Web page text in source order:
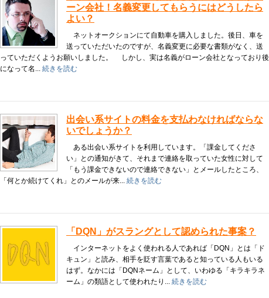
ーン会社！名義変更してもらうにはどうしたら
よい？
ネットオークションにて自動車を購入しました。後日、車を
送っていただいたのですが、名義変更に必要な書類がなく、送
っていただくようお願いしました。 しかし、実は名義がローン会社となっており後
になって名... 続きを読む
出会い系サイトの料金を支払わなければならな
いでしょうか？
ある出会い系サイトを利用しています。「課金してくださ
い」との通知がきて、それまで連絡を取っていた女性に対して
「もう課金できないので連絡できない」とメールしたところ、
「何とか続けてくれ」とのメールが来... 続きを読む
「DQN」がスラングとして認められた事案？
インターネットをよく使われる人であれば「DQN」とは「ド
キュン」と読み、相手を貶す言葉であると知っている人もいる
はず。なかには「DQNネーム」として、いわゆる「キラキラネ
ーム」の類語として使われたり... 続きを読む